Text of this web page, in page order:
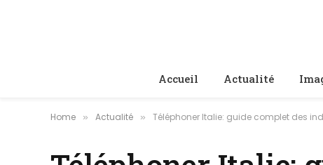
Accueil Actualité
Home » Actualité » Téléphoner Italie: guide complet des